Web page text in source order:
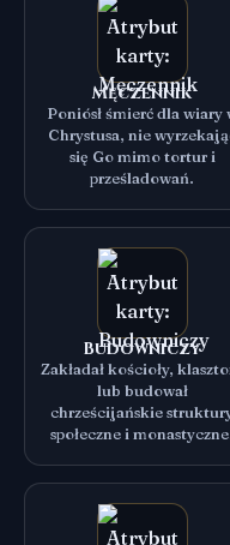
Męczennik
Poniósł śmierć dla wiary
Chrystusa, nie
się Go mimo tortur i
prześladowań.
Budowniczy
Zakładał kościoły,
lub budował
chrześcijańskie
społeczne i